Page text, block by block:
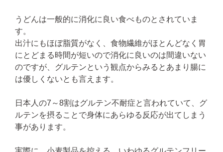
うどんは一般的に消化に良い食べものとされていま
す。
出汁にもほぼ脂質がなく、食物繊維がほとんどなく胃
にとどまる時間が短いので消化に良いのは間違いない
のですが、グルテンという観点からみるとあまり腸に
は優しくないとも言えます。
日本人の7～8割はグルテン不耐症と言われていて、グ
ルテンを摂ることで身体にあらゆる反応が出てしまう
事があります。